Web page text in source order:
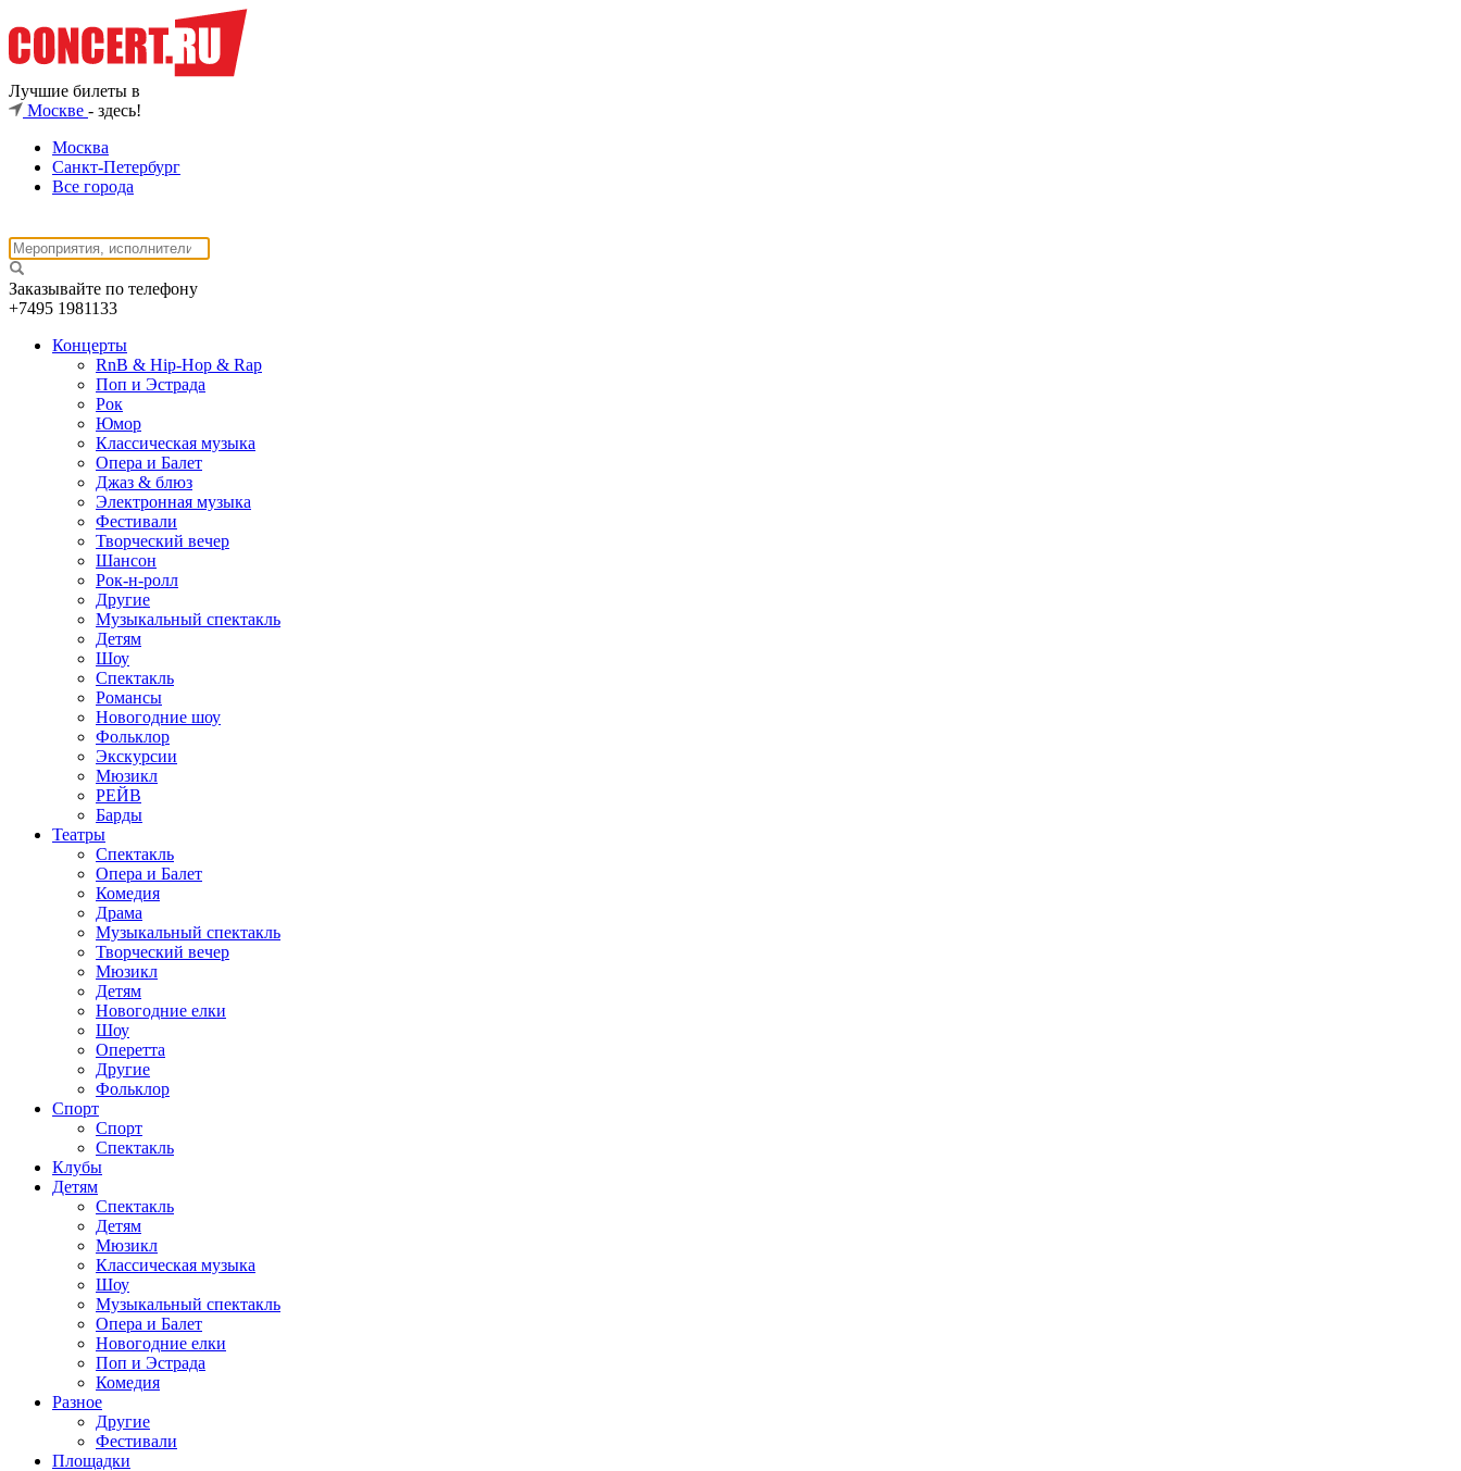
Лучшие билеты в
Москве - здесь!
Москва
Санкт-Петербург
Все города
Заказывайте по телефону
+7495 1981133
Концерты
RnB & Hip-Hop & Rap
Поп и Эстрада
Рок
Юмор
Классическая музыка
Опера и Балет
Джаз & блюз
Электронная музыка
Фестивали
Творческий вечер
Шансон
Рок-н-ролл
Другие
Музыкальный спектакль
Детям
Шоу
Спектакль
Романсы
Новогодние шоу
Фольклор
Экскурсии
Мюзикл
РЕЙВ
Барды
Театры
Спектакль
Опера и Балет
Комедия
Драма
Музыкальный спектакль
Творческий вечер
Мюзикл
Детям
Новогодние елки
Шоу
Оперетта
Другие
Фольклор
Спорт
Спорт
Спектакль
Клубы
Детям
Спектакль
Детям
Мюзикл
Классическая музыка
Шоу
Музыкальный спектакль
Опера и Балет
Новогодние елки
Поп и Эстрада
Комедия
Разное
Другие
Фестивали
Площадки